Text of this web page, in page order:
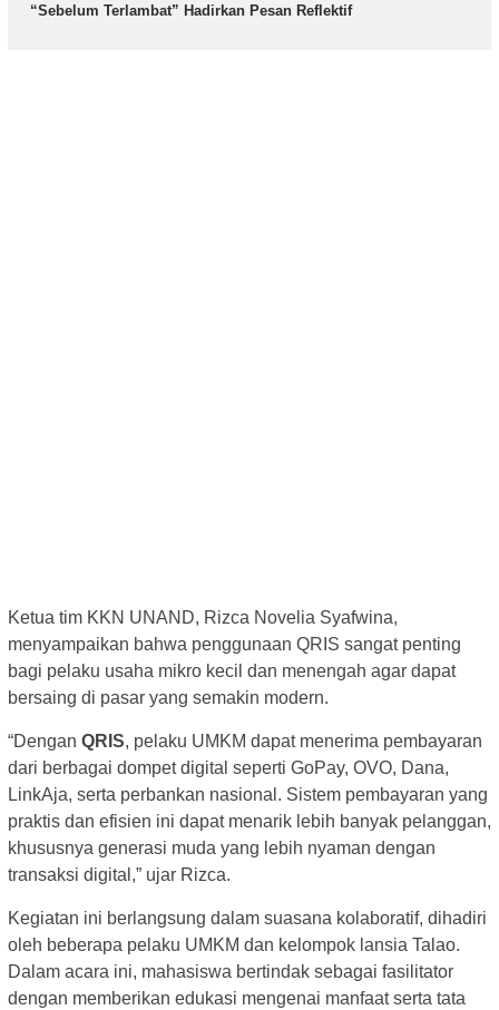
“Sebelum Terlambat” Hadirkan Pesan Reflektif
Ketua tim KKN UNAND, Rizca Novelia Syafwina,
menyampaikan bahwa penggunaan QRIS sangat penting
bagi pelaku usaha mikro kecil dan menengah agar dapat
bersaing di pasar yang semakin modern.
“Dengan QRIS, pelaku UMKM dapat menerima pembayaran
dari berbagai dompet digital seperti GoPay, OVO, Dana,
LinkAja, serta perbankan nasional. Sistem pembayaran yang
praktis dan efisien ini dapat menarik lebih banyak pelanggan,
khususnya generasi muda yang lebih nyaman dengan
transaksi digital,” ujar Rizca.
Kegiatan ini berlangsung dalam suasana kolaboratif, dihadiri
oleh beberapa pelaku UMKM dan kelompok lansia Talao.
Dalam acara ini, mahasiswa bertindak sebagai fasilitator
dengan memberikan edukasi mengenai manfaat serta tata